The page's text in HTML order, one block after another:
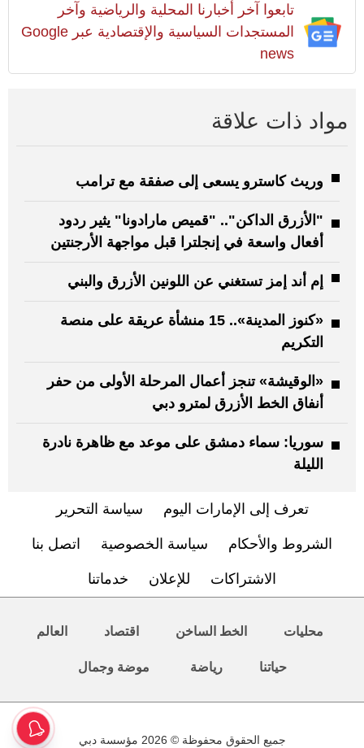
تابعوا آخر أخبارنا المحلية والرياضية وآخر
المستجدات السياسية والإقتصادية عبر Google
news
مواد ذات علاقة
وريث كاسترو يسعى إلى صفقة مع ترامب
"الأزرق الداكن".. "قميص مارادونا" يثير ردود
أفعال واسعة في إنجلترا قبل مواجهة الأرجنتين
إم أند إمز تستغني عن اللونين الأزرق والبني
«كنوز المدينة».. 15 منشأة عريقة على منصة
التكريم
«الوقيشة» تنجز أعمال المرحلة الأولى من حفر
أنفاق الخط الأزرق لمترو دبي
سوريا: سماء دمشق على موعد مع ظاهرة نادرة
الليلة
تعرف إلى الإمارات اليوم سياسة التحرير
الشروط والأحكام سياسة الخصوصية اتصل بنا
الاشتراكات للإعلان خدماتنا
محليات الخط الساخن اقتصاد العالم
حياتنا رياضة موضة وجمال
جميع الحقوق محفوظة © 2026 مؤسسة دبي